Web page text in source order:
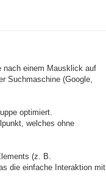
nach einem Mausklick auf
Suchmaschine (Google,
optimiert.
welches ohne
(z. B.
die einfache Interaktion mit